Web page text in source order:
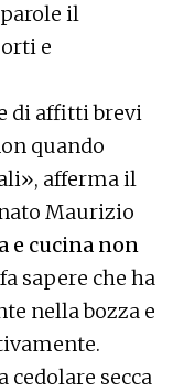
il
e
di affitti brevi
quando
afferma il
Maurizio
e cucina non
sapere che ha
nella bozza e
secca